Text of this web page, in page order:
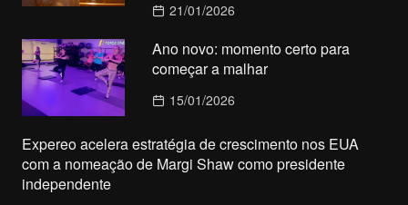
21/01/2026
Ano novo: momento certo para
começar a malhar
15/01/2026
Expereo acelera estratégia de crescimento nos EUA
com a nomeação de Margi Shaw como presidente
independente